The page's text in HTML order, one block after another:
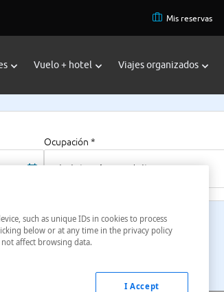
Mis reservas
Vuelo + hotel Viajes organizados
Ocupación *
1 habitación, 2 adultos
such as unique IDs in cookies to process
below or at any time in the privacy policy
affect browsing data.
I Accept